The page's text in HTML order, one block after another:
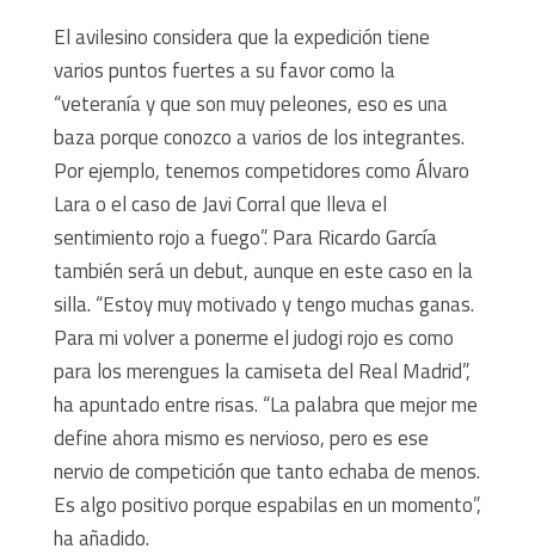
El avilesino considera que la expedición tiene
varios puntos fuertes a su favor como la
“veteranía y que son muy peleones, eso es una
baza porque conozco a varios de los integrantes.
Por ejemplo, tenemos competidores como Álvaro
Lara o el caso de Javi Corral que lleva el
sentimiento rojo a fuego”. Para Ricardo García
también será un debut, aunque en este caso en la
silla. “Estoy muy motivado y tengo muchas ganas.
Para mi volver a ponerme el judogi rojo es como
para los merengues la camiseta del Real Madrid”,
ha apuntado entre risas. “La palabra que mejor me
define ahora mismo es nervioso, pero es ese
nervio de competición que tanto echaba de menos.
Es algo positivo porque espabilas en un momento”,
ha añadido.